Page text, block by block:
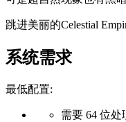
跳进美丽的Celestial
系统需求
最低配置:
需要 64 位